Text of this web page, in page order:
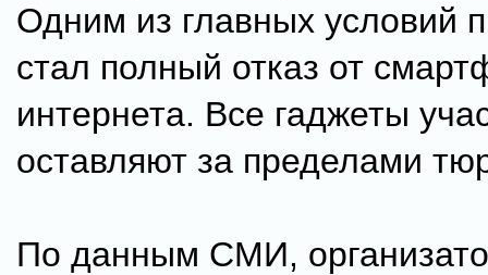
Одним из главных условий
стал полный отказ от
интернета. Все гаджеты
оставляют за пределами
По данным СМИ,